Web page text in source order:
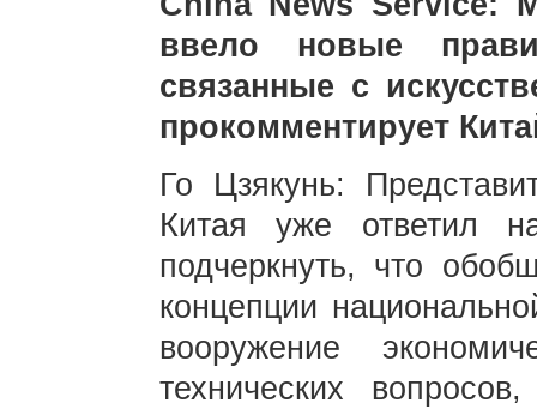
ввело новые
связанные с
прокомментирует
Го Цзякунь:
Китая уже ответил
подчеркнуть, что
концепции
вооружение
технических